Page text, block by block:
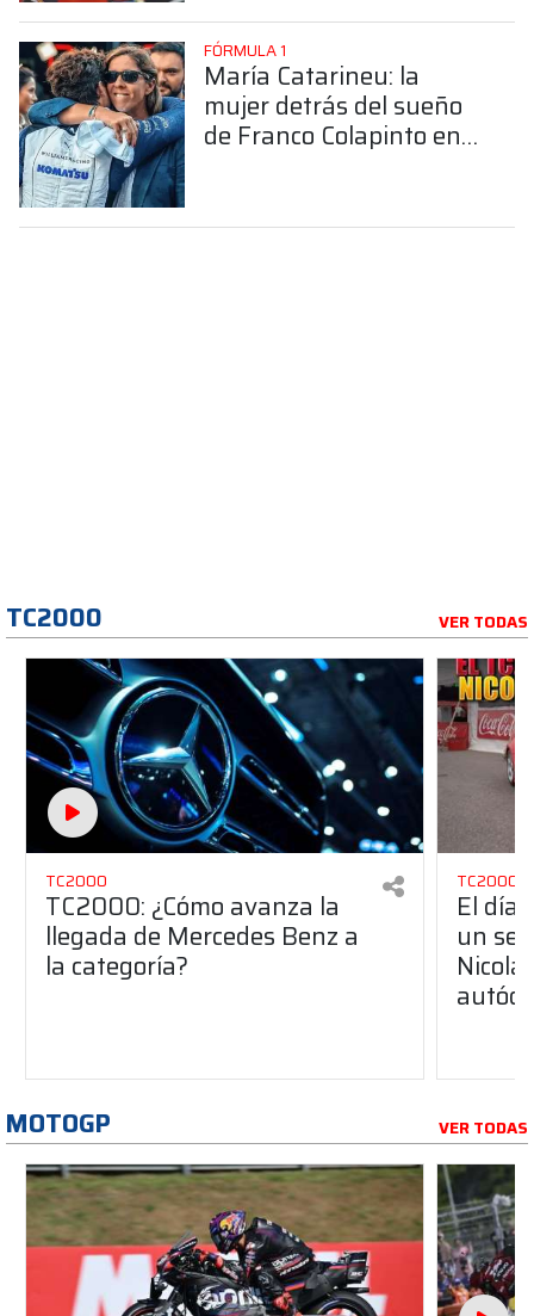
FÓRMULA 1
María Catarineu: la
mujer detrás del sueño
de Franco Colapinto en
TC2000 VER TODAS
TC2000
TC2000: ¿Cómo avanza la
llegada de Mercedes Benz a
la categoría?
TC2000
El día
un
MOTOGP VER TODAS